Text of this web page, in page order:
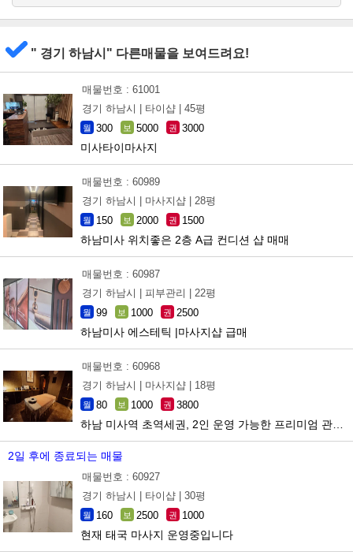
" 경기 하남시" 다른매물을 보여드려요!
매물번호 : 61001
경기 하남시 |
타이샵 | 45평
월 300 보 5000 권 3000
미사타이마사지
매물번호 : 60989
경기 하남시 |
마사지샵 | 28평
월 150 보 2000 권 1500
하남미사 위치좋은 2층 A급 컨디션 샵 매매
매물번호 : 60987
경기 하남시 |
피부관리 | 22평
월 99 보 1000 권 2500
하남미사 에스테틱 |마사지샵 급매
매물번호 : 60968
경기 하남시 |
마사지샵 | 18평
월 80 보 1000 권 3800
2일 후에 종료되는 매물
매물번호 : 60927
경기 하남시 |
타이샵 | 30평
월 160 보 2500 권 1000
현재 태국 마사지 운영중입니다